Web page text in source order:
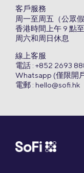
客戶服務
周一至周五（公眾假
香港時間上午 9 點
周六和周日休息
線上客服
電話 : +852 2693
Whatsapp (僅限開
電郵 : hello@sofi.hk